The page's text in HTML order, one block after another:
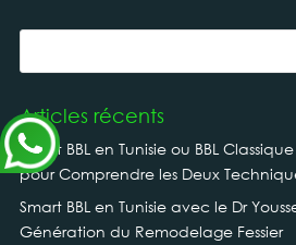
Articles récents
Smart BBL en Tunisie ou BBL
pour Comprendre les Deux
Smart BBL en Tunisie avec le Dr
Génération du Remodelage Fessier